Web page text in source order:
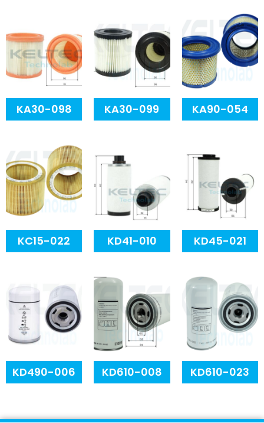
KA30-098 KA30-099 KA90-054
KC15-022 KD41-010 KD45-021
KD490-006 KD610-008 KD610-023